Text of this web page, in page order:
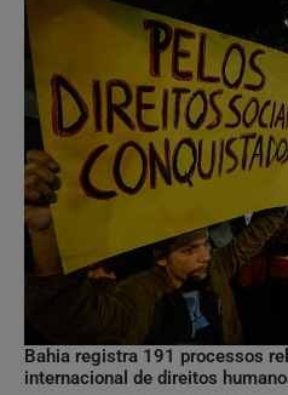
Bahia registra 191 processos
internacional de direitos